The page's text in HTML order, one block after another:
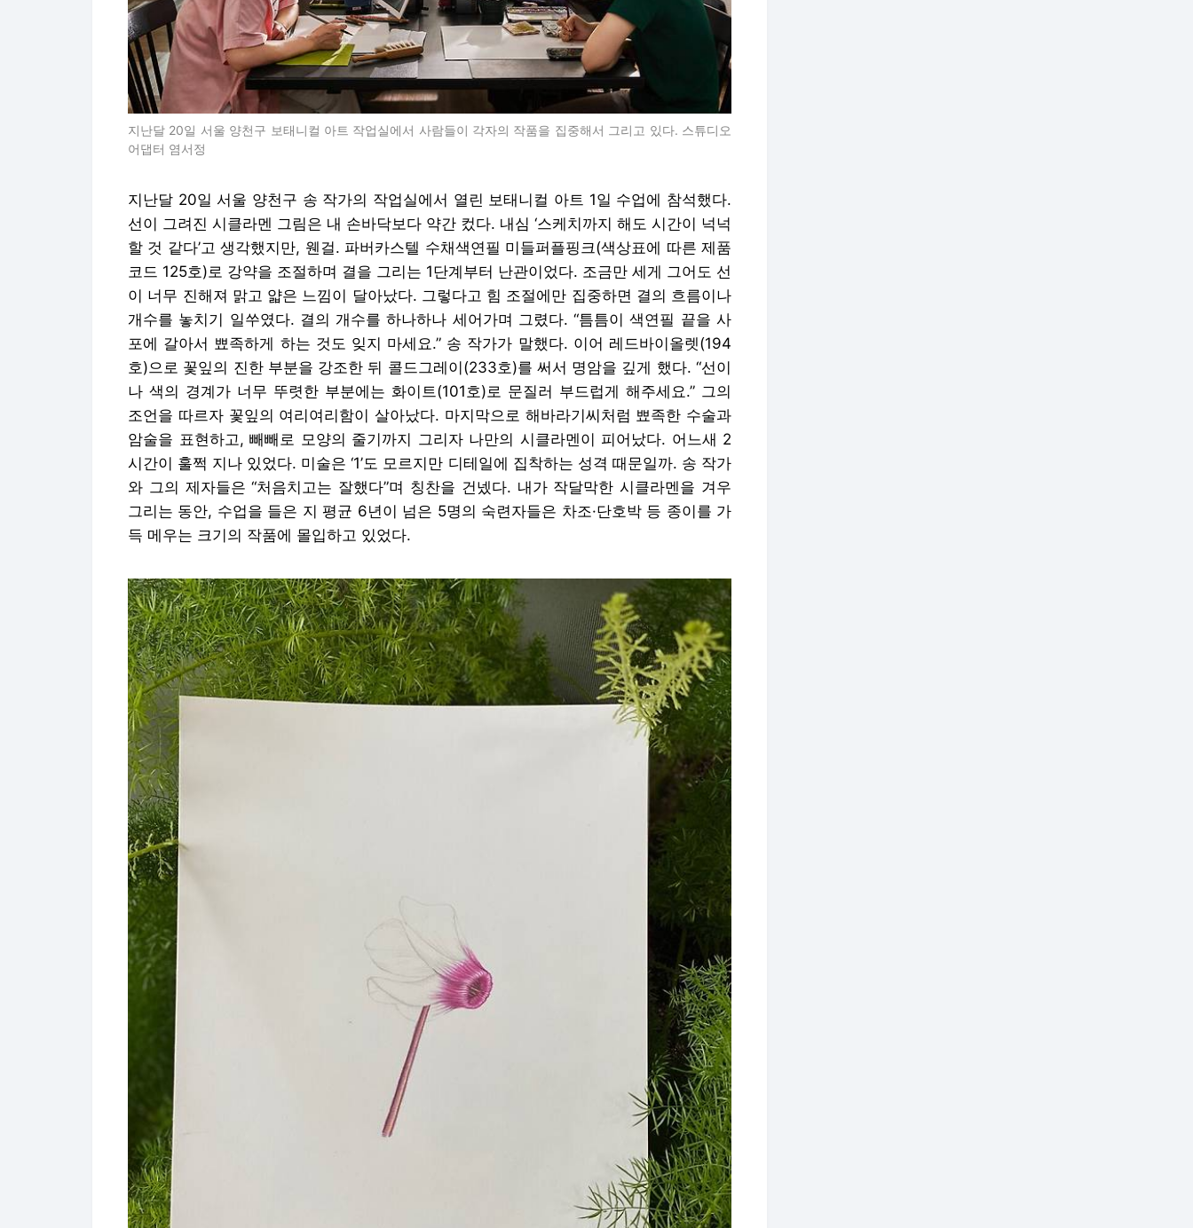
지난달 20일 서울 양천구 보태니컬 아트 작업실에서 사람들이 각자의 작품을 집중해서 그리고 있다. 스튜디오
어댑터 염서정
지난달 20일 서울 양천구 송 작가의 작업실에서 열린 보태니컬 아트 1일 수업에 참석했다.
선이 그려진 시클라멘 그림은 내 손바닥보다 약간 컸다. 내심 ‘스케치까지 해도 시간이 넉넉
할 것 같다’고 생각했지만, 웬걸. 파버카스텔 수채색연필 미들퍼플핑크(색상표에 따른 제품
코드 125호)로 강약을 조절하며 결을 그리는 1단계부터 난관이었다. 조금만 세게 그어도 선
이 너무 진해져 맑고 얇은 느낌이 달아났다. 그렇다고 힘 조절에만 집중하면 결의 흐름이나
개수를 놓치기 일쑤였다. 결의 개수를 하나하나 세어가며 그렸다. “틈틈이 색연필 끝을 사
포에 갈아서 뾰족하게 하는 것도 잊지 마세요.” 송 작가가 말했다. 이어 레드바이올렛(194
호)으로 꽃잎의 진한 부분을 강조한 뒤 콜드그레이(233호)를 써서 명암을 깊게 했다. “선이
나 색의 경계가 너무 뚜렷한 부분에는 화이트(101호)로 문질러 부드럽게 해주세요.” 그의
조언을 따르자 꽃잎의 여리여리함이 살아났다. 마지막으로 해바라기씨처럼 뾰족한 수술과
암술을 표현하고, 빼빼로 모양의 줄기까지 그리자 나만의 시클라멘이 피어났다. 어느새 2
시간이 훌쩍 지나 있었다. 미술은 ‘1’도 모르지만 디테일에 집착하는 성격 때문일까. 송 작가
와 그의 제자들은 “처음치고는 잘했다”며 칭찬을 건넸다. 내가 작달막한 시클라멘을 겨우
그리는 동안, 수업을 들은 지 평균 6년이 넘은 5명의 숙련자들은 차조·단호박 등 종이를 가
득 메우는 크기의 작품에 몰입하고 있었다.